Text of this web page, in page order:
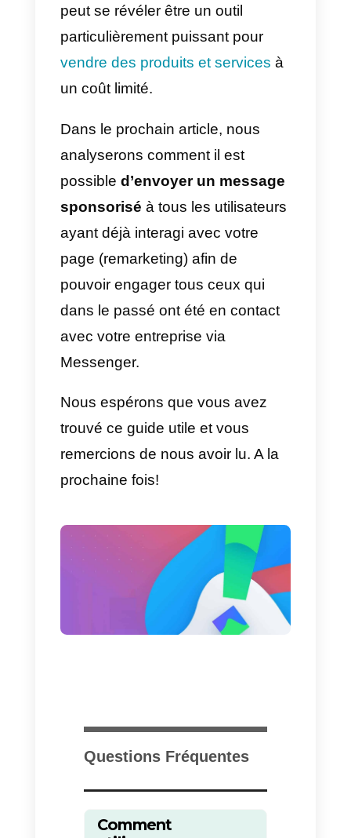
contacts en fonction de leur
intérêt pour le produit ou le
service que vous offrez.
toutes les questions, elle devient
un contact pour votre entreprise
et vous pouvez continuer la
conversation directement sur
Messenger. Tout comme le
module de génération de
contacts, un chat automatique
un moyen plus informel de
recueillir des informations clients.
Conseil : selon une série
de l’industrie, l’option qui semble
est la combinaison d’un message
personnalisé avec l’utilisation de
boutons. Ce choix était meilleur
que les F.A.Q. car il semble que
correctement, et par conséquent
ont un impact négatif sur
l’expérience utilisateur.